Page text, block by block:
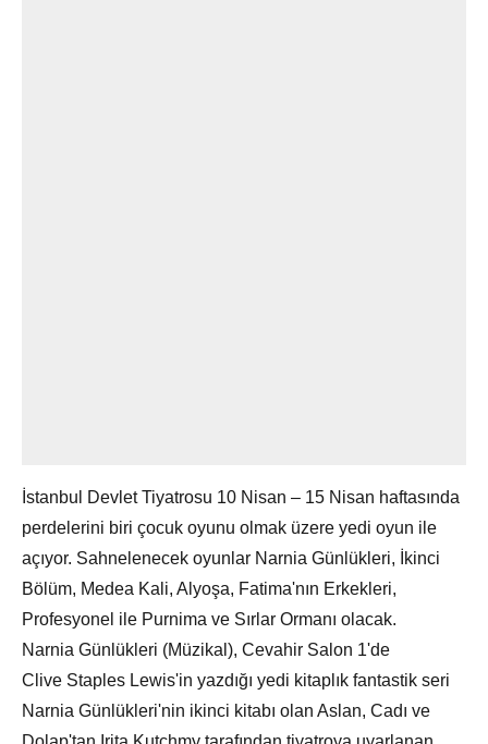
İstanbul Devlet Tiyatrosu 10 Nisan – 15 Nisan haftasında
perdelerini biri çocuk oyunu olmak üzere yedi oyun ile
açıyor. Sahnelenecek oyunlar Narnia Günlükleri, İkinci
Bölüm, Medea Kali, Alyoşa, Fatima'nın Erkekleri,
Profesyonel ile Purnima ve Sırlar Ormanı olacak.
Narnia Günlükleri (Müzikal), Cevahir Salon 1'de
Clive Staples Lewis'in yazdığı yedi kitaplık fantastik seri
Narnia Günlükleri'nin ikinci kitabı olan Aslan, Cadı ve